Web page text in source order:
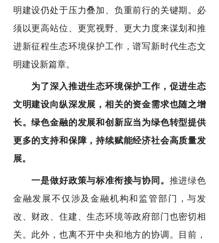
明建设仍处于压力叠加、负重前行的关键期。必
须以更高站位、更宽视野、更大力度来谋划和推
进新征程生态环境保护工作，谱写新时代生态文
明建设新篇章。
为了深入推进生态环境保护工作，促进生态
文明建设向纵深发展，相关的资金需求也随之增
长。绿色金融的发展和创新应当为绿色转型提供
更多的支持和保障，持续赋能经济社会高质量发
展。
一是做好政策与标准衔接与协同。 推进绿色
金融发展不仅涉及金融机构和监管部门，与发
改、财政、住建、生态环境等政府部门也密切相
关。此外，也离不开中央和地方的协调。目前，